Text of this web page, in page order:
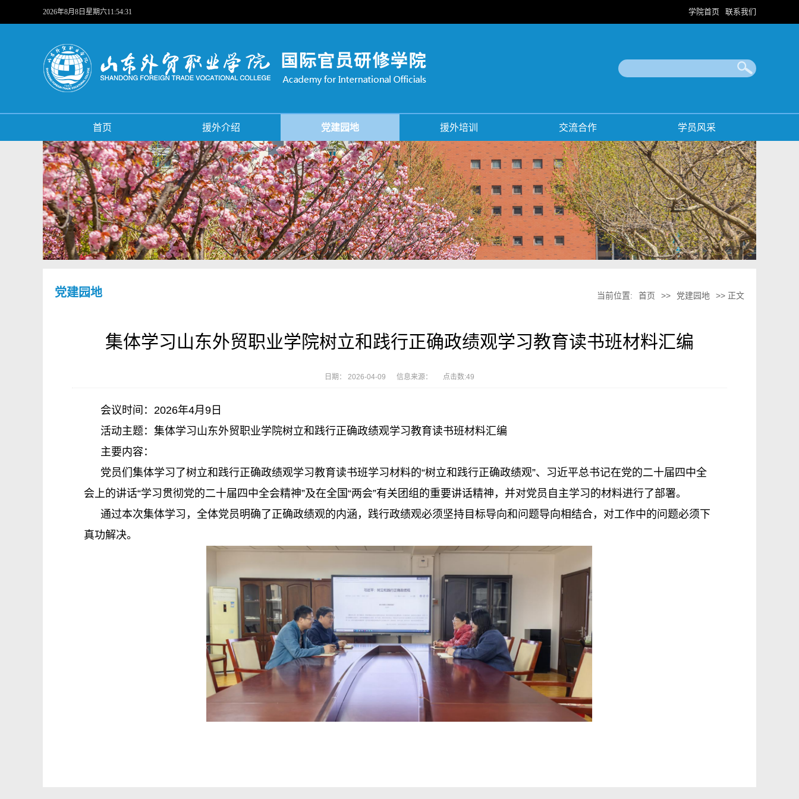
2026年8月8日星期六11:54:32 学院首页 联系我们
首页 援外介绍 党建园地 援外培训 交流合作 学员风采
党建园地 当前位置: 首页 >> 党建园地 >> 正文
集体学习山东外贸职业学院树立和践行正确政绩观学习教育读书班材料汇编
日期： 2026-04-09 信息来源： 点击数:49
会议时间：2026年4月9日
活动主题：集体学习山东外贸职业学院树立和践行正确政绩观学习教育读书班材料汇编
主要内容：
党员们集体学习了树立和践行正确政绩观学习教育读书班学习材料的“树立和践行正确政绩观”、习近平总书记在党的二十届四中全
会上的讲话“学习贯彻党的二十届四中全会精神”及在全国“两会”有关团组的重要讲话精神，并对党员自主学习的材料进行了部署。
通过本次集体学习，全体党员明确了正确政绩观的内涵，践行政绩观必须坚持目标导向和问题导向相结合，对工作中的问题必须下
真功解决。